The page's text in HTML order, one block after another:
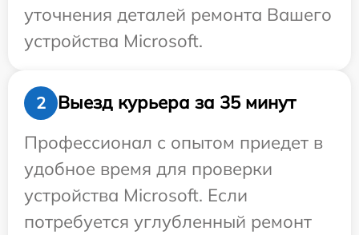
уточнения деталей ремонта Вашего
устройства Microsoft.
2
Выезд курьера за 35 минут
Профессионал с опытом приедет в
удобное время для проверки
устройства Microsoft. Если
потребуется углубленный ремонт